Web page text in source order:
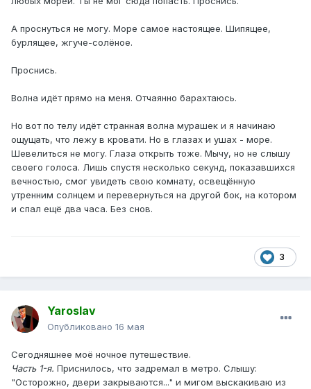
А проснуться не могу. Море самое настоящее. Шипящее,
бурлящее, жгуче-солёное.
Проснись.
Волна идёт прямо на меня. Отчаянно барахтаюсь.
Но вот по телу идёт странная волна мурашек и я начинаю
ощущать, что лежу в кровати. Но в глазах и ушах - море.
Шевелиться не могу. Глаза открыть тоже. Мычу, но не слышу
своего голоса. Лишь спустя несколько секунд, показавшихся
вечностью, смог увидеть свою комнату, освещённую
утренним солнцем и перевернуться на другой бок, на котором
и спал ещё два часа. Без снов.
3
Yaroslav
Опубликовано 16 мая
Сегодняшнее моё ночное путешествие.
Часть 1-я. Приснилось, что задремал в метро. Слышу:
"Осторожно, двери закрываются..." и мигом выскакиваю из